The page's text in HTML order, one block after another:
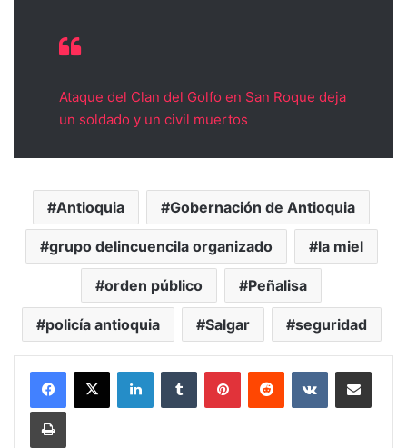
Ataque del Clan del Golfo en San Roque deja
un soldado y un civil muertos
Antioquia Gobernación de Antioquia
grupo delincuencila organizado la miel
orden público Peñalisa
policía antioquia Salgar seguridad
LinkedInTumblr PinterestReddit VKontakteCompartir vía Mail
Print